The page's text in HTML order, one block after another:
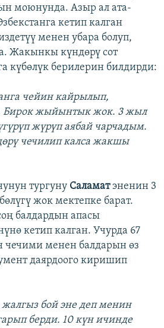
моюнунда. Азыр ал ата-
кетип калган
менен убара болуп,
Жакынкы күндөрү сот
күбөлүк берилерин билдирди:
чейин кайрылып,
Бирок жыйынтык жок. 3 жыл
жүрүп аябай чарчадым.
чечилип калса жакшы
тургуну Саламатэненин 3
жок мектепке барат.
балдардын апасы
кетип калган. Учурда 67
чечими менен балдарын өз
даярдоого киришип
бой эне деп менин
берди. 10 күн ичинде